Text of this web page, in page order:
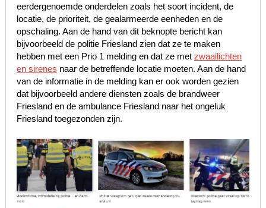
eerdergenoemde onderdelen zoals het soort incident, de
locatie, de prioriteit, de gealarmeerde eenheden en de
opschaling. Aan de hand van dit beknopte bericht kan
bijvoorbeeld de politie Friesland zien dat ze te maken
hebben met een Prio 1 melding en dat ze met zwaailichten
en sirenes naar de betreffende locatie moeten. Aan de hand
van de informatie in de melding kan er ook worden gezien
dat bijvoorbeeld andere diensten zoals de brandweer
Friesland en de ambulance Friesland naar het ongeluk
Friesland toegezonden zijn.